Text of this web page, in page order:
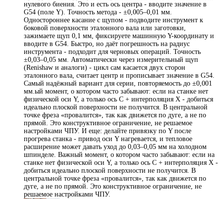
нулевого биения. Это и есть ось центра - вводите значение в
G54 (поле Y). Точность метода - ±0,005–0,01 мм.
Одностороннее касание с щупом - подводите инструмент к
боковой поверхности эталонного вала или заготовки,
зажимаете щуп 0,1 мм, фиксируете машинную Y-координату и
вводите в G54. Быстро, но даёт погрешность на радиус
инструмента - подходит для черновых операций. Точность
±0,03–0,05 мм. Автоматически через измерительный щуп
(Renishaw и аналоги) - цикл сам касается двух сторон
эталонного вала, считает центр и прописывает значение в G54.
Самый надёжный вариант для серии, повторяемость до ±0,001
мм.ый момент, о котором часто забывают: если на станке нет
физической оси Y, а только ось C + интерполяция X - добиться
идеально плоской поверхности не получится. В центральной
точке фреза «провалится», так как движется по дуге, а не по
прямой. Это конструктивное ограничение, не решаемое
настройками ЧПУ. И еще: делайте привязку по Y после
прогрева станка - привод оси Y нагревается, и тепловое
расширение может давать уход до 0,03–0,05 мм на холодном
шпинделе. Важный момент, о котором часто забывают: если на
станке нет физической оси Y, а только ось C + интерполяция X -
добиться идеально плоской поверхности не получится. В
центральной точке фреза «провалится», так как движется по
дуге, а не по прямой. Это конструктивное ограничение, не
решаемое настройками ЧПУ.